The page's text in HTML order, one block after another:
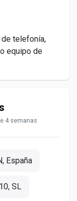
telefonía,
equipo de
4 semanas
España
SL